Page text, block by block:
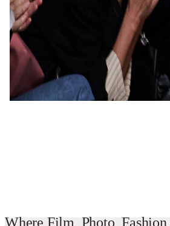
Where Film Photo,Fashion